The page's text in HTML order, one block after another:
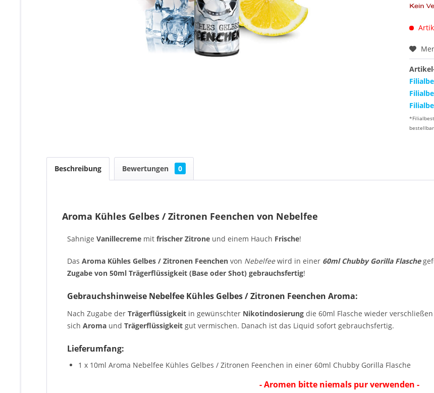
Beschreibung Bewertungen 0
Aroma Kühles Gelbes / Zitronen Feenchen von Nebelfee
Sahnige Vanillecreme mit frischer Zitrone und einem Hauch Frische!
Das Aroma Kühles Gelbes / Zitronen Feenchen von Nebelfeewird in einer 60ml Chubby Gorilla Flasche
Zugabe von 50ml Trägerflüssigkeit (Base oder Shot) gebrauchsfertig!
Gebrauchshinweise Nebelfee Kühles Gelbes / Zitronen Feenchen Aroma:
Nach Zugabe der Trägerflüssigkeit in gewünschter Nikotindosierung die 60ml Flasche wieder
sich Aroma und Trägerflüssigkeit gut vermischen. Danach ist das Liquid sofort gebrauchsfertig.
Lieferumfang:
1 x 10ml Aroma Nebelfee Kühles Gelbes / Zitronen Feenchen in einer 60ml Chubby Gorilla Flasche
- Aromen bitte niemals pur verwenden -